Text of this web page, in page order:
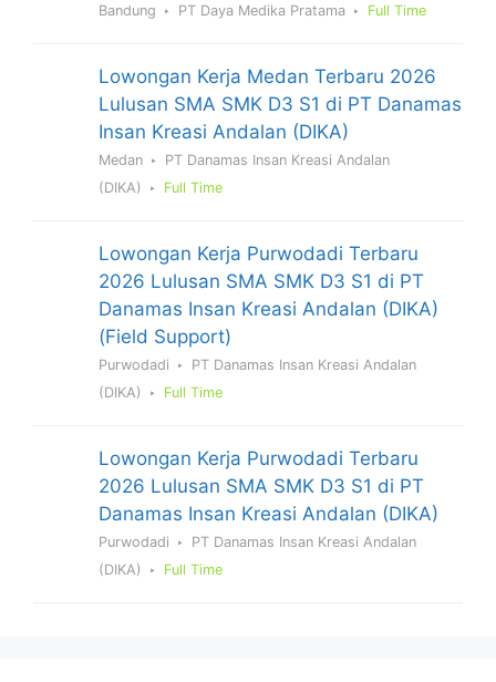
Bandung PT Daya Medika Pratama Full Time
Lowongan Kerja Medan Terbaru 2026
Lulusan SMA SMK D3 S1 di PT Danamas
Insan Kreasi Andalan (DIKA)
Medan
PT Danamas Insan Kreasi Andalan
(DIKA)
Full Time
Lowongan Kerja Purwodadi Terbaru
2026 Lulusan SMA SMK D3 S1 di PT
Danamas Insan Kreasi Andalan (DIKA)
(Field Support)
Purwodadi
PT Danamas Insan Kreasi Andalan
(DIKA)
Full Time
Lowongan Kerja Purwodadi Terbaru
2026 Lulusan SMA SMK D3 S1 di PT
Danamas Insan Kreasi Andalan (DIKA)
Purwodadi
PT Danamas Insan Kreasi Andalan
(DIKA)
Full Time